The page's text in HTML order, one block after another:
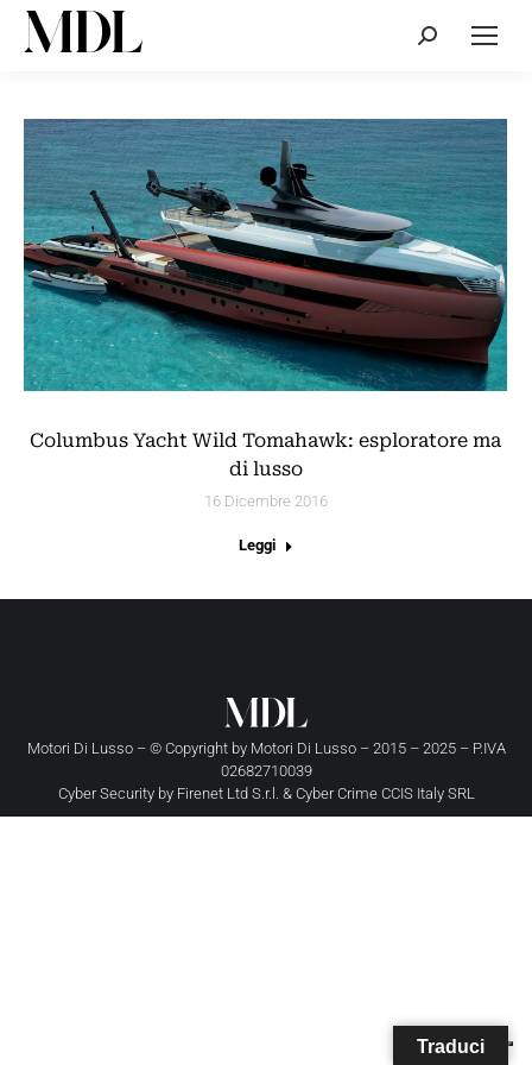
Cerca:
Columbus Yacht Wild Tomahawk: esploratore ma
di lusso
16 Dicembre 2016
Leggi
Motori Di Lusso – © Copyright by Motori Di Lusso– 2015 – 2025 – P.IVA
02682710039
Cyber Security by Firenet Ltd S.r.l. & Cyber Crime CCIS Italy SRL
Traduci